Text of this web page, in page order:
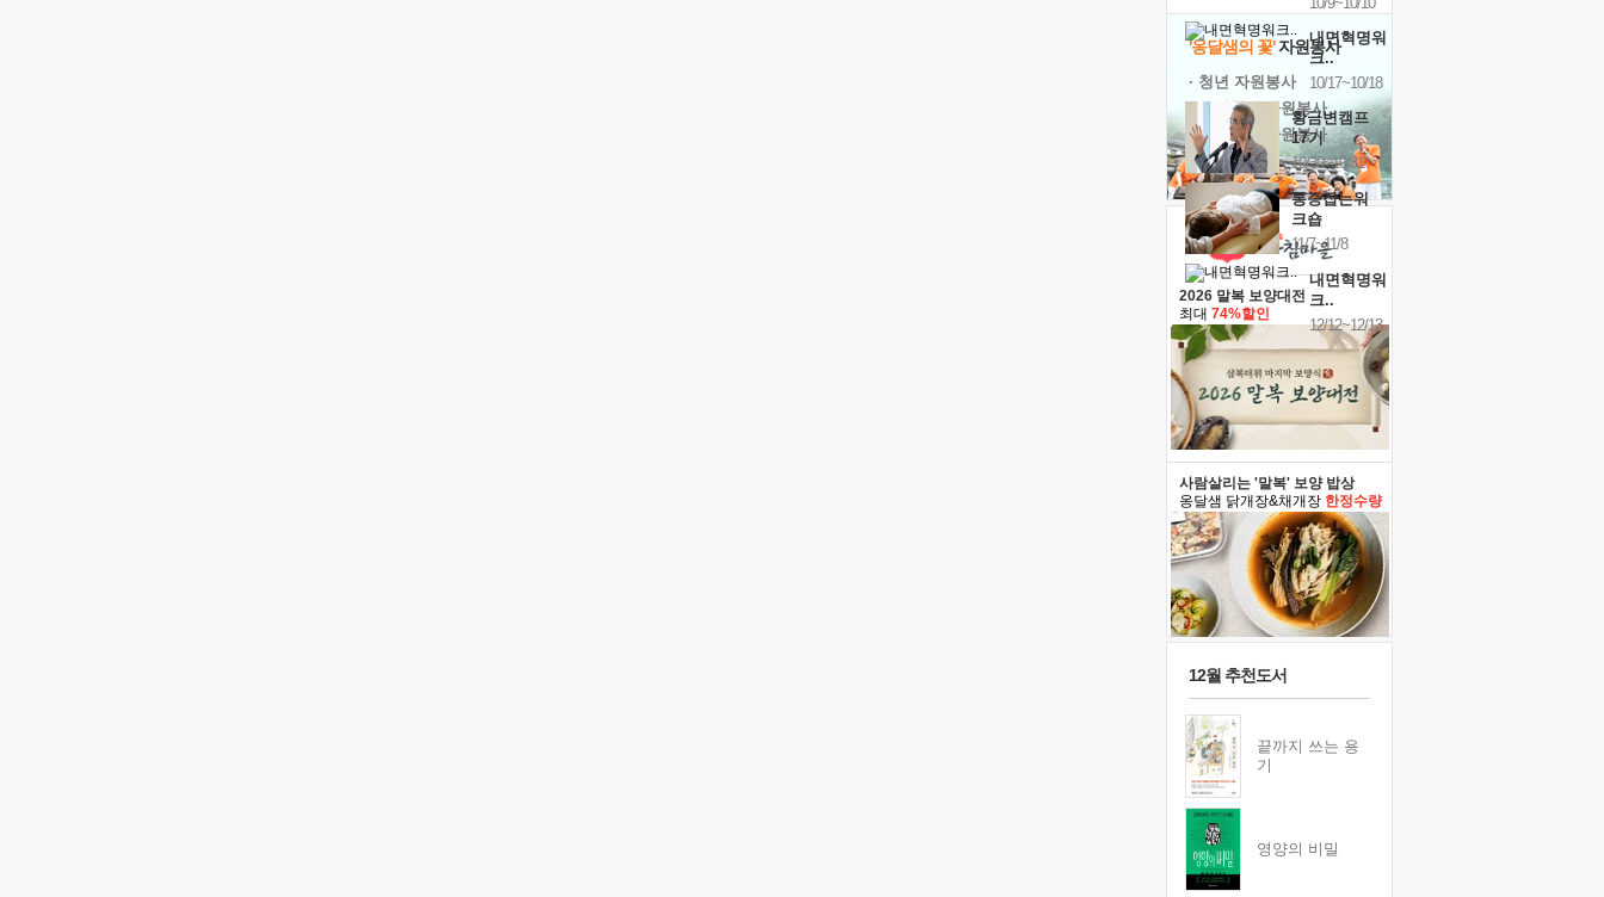
내면혁명워
크..
10/17~10/18
황금변캠프
17기
10/30~10/31
통증잡는워
크숍
11/7~11/8
내면혁명워
크..
12/12~12/13
'옹달샘의 꽃'자원봉사
· 청년 자원봉사
· 금빛청년 자원봉사
· 음식연구 자원봉사
2026 말복 보양대전
최대 74%할인
사람살리는 '말복' 보양 밥상
옹달샘 닭개장&채개장 한정수량
12월 추천도서
끝까지 쓰는 용
기
영양의 비밀